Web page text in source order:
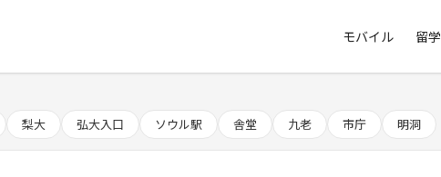
モバイル 留学
梨大 弘大入口 ソウル駅 舎堂 九老 市庁 明洞